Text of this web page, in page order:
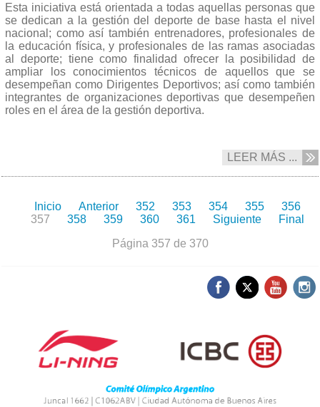
Esta iniciativa está orientada a todas aquellas personas que
se dedican a la gestión del deporte de base hasta el nivel
nacional; como así también entrenadores, profesionales de
la educación física, y profesionales de las ramas asociadas
al deporte; tiene como finalidad ofrecer la posibilidad de
ampliar los conocimientos técnicos de aquellos que se
desempeñan como Dirigentes Deportivos; así como también
integrantes de organizaciones deportivas que desempeñen
roles en el área de la gestión deportiva.
LEER MÁS ...
Inicio Anterior 352 353 354 355
356
357
358 359 360 361 Siguiente
Final
Página 357 de 370